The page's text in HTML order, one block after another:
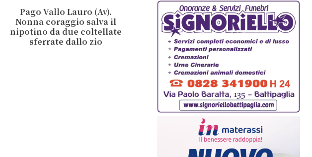
Pago Vallo Lauro (Av).
Nonna coraggio salva il
nipotino da due coltellate
sferrate dallo zio